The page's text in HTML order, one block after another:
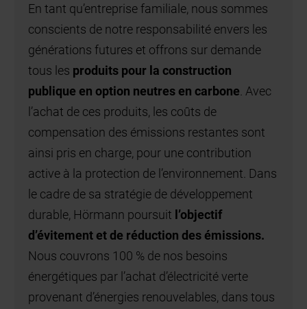
En tant qu’entreprise familiale, nous sommes
conscients de notre responsabilité envers les
générations futures et offrons sur demande
tous les produits pour la construction
publique en option neutres en carbone . Avec
l’achat de ces produits, les coûts de
compensation des émissions restantes sont
ainsi pris en charge, pour une contribution
active à la protection de l’environnement. Dans
le cadre de sa stratégie de développement
durable, Hörmann poursuit l’objectif
d’évitement et de réduction des émissions.
Nous couvrons 100 % de nos besoins
énergétiques par l’achat d’électricité verte
provenant d’énergies renouvelables, dans tous